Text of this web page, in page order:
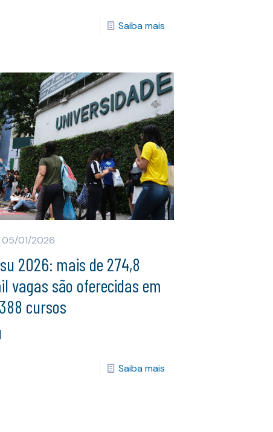
Saiba mais
05/01/2026
2026: mais de 274,8
vagas são oferecidas em
cursos
Saiba mais